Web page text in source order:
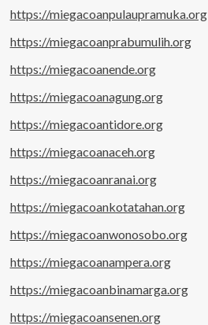
https://miegacoanpulaupramuka.org
https://miegacoanprabumulih.org
https://miegacoanende.org
https://miegacoanagung.org
https://miegacoantidore.org
https://miegacoanaceh.org
https://miegacoanranai.org
https://miegacoankotatahan.org
https://miegacoanwonosobo.org
https://miegacoanampera.org
https://miegacoanbinamarga.org
https://miegacoansenen.org